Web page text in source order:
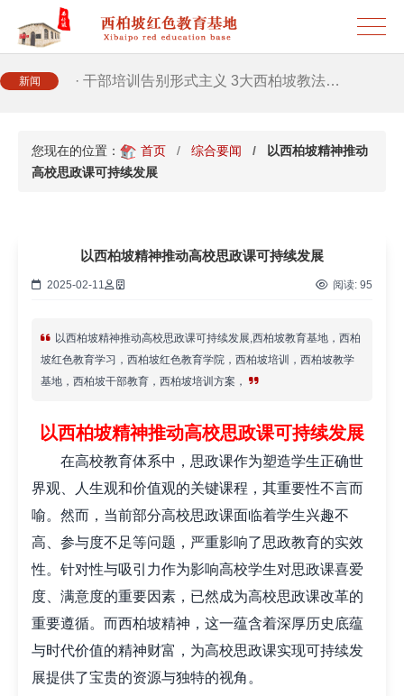
新闻
· 新时代干部培训筑牢理想信念，探秘西…
· 干部培训告别形式主义 3大西柏坡教法…
您现在的位置： 首页 综合要闻
以西柏坡精神推动
高校思政课可持续发展
以西柏坡精神推动高校思政课可持续发展
2025-02-11 阅读: 95
以西柏坡精神推动高校思政课可持续发展,西柏坡教育基地，西柏
坡红色教育学习，西柏坡红色教育学院，西柏坡培训，西柏坡教学
基地，西柏坡干部教育，西柏坡培训方案，
以西柏坡精神推动高校思政课可持续发展
在高校教育体系中，思政课作为塑造学生正确世
界观、人生观和价值观的关键课程，其重要性不言而
喻。然而，当前部分高校思政课面临着学生兴趣不
高、参与度不足等问题，严重影响了思政教育的实效
性。针对性与吸引力作为影响高校学生对思政课喜爱
度、满意度的重要因素，已然成为高校思政课改革的
重要遵循。 而西柏坡精神，这一蕴含着深厚历史底蕴
与时代价值的精神财富，为高校思政课实现可持续发
展提供了宝贵的资源与独特的视角。